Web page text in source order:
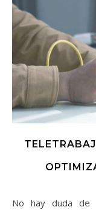
No hay duda de que el teletrabajo ha llegado para